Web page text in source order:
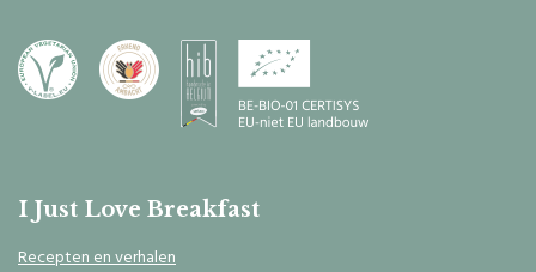
I Just Love Breakfast
Recepten en verhalen